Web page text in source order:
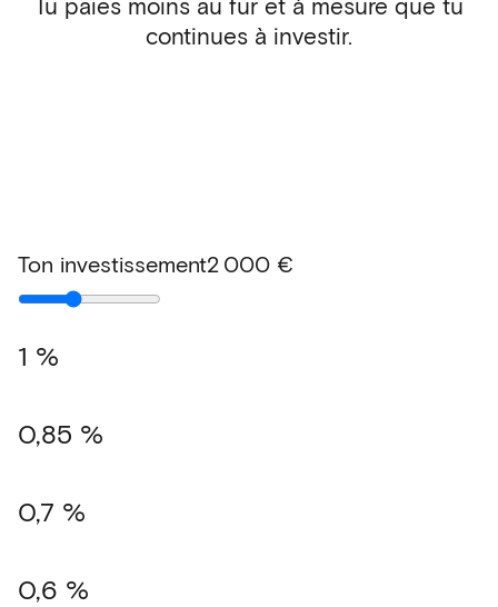
continues à investir.
Ton investissement2 000 €
1 %
0,85 %
0,7 %
0,6 %